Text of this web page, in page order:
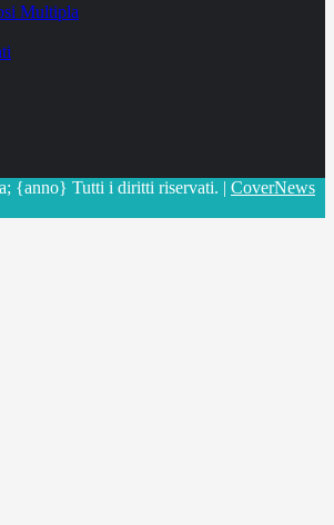
Multipla
{anno} Tutti i diritti riservati. | CoverNews